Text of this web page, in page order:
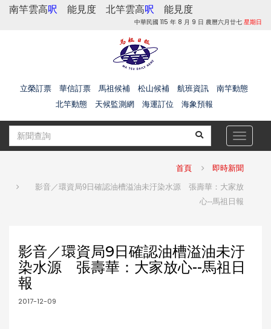
南竿雲高呎 能見度 北竿雲高呎 能見度
中華民國 115 年 8 月 9 日 農曆六月廿七 星期日
立榮訂票 華信訂票 馬祖候補 松山候補 航班資訊
南竿動態
北竿動態
天候監測網 海運訂位 海象預報
Toggle
首頁 即時新聞
影音／環資局9日確認油槽溢油未汙染水源 張壽華：大家放
心--馬祖日報
影音／環資局9日確認油槽溢油未汙
染水源 張壽華：大家放心--馬祖日
報
2017-12-09